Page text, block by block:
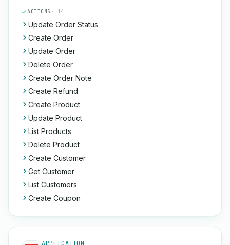
ACTIONS · 14
Update Order Status
Create Order
Update Order
Delete Order
Create Order Note
Create Refund
Create Product
Update Product
List Products
Delete Product
Create Customer
Get Customer
List Customers
Create Coupon